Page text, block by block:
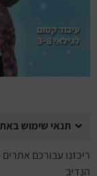
סרטים
תנאי שימוש
ריכזנו עבורכם
הנדיב